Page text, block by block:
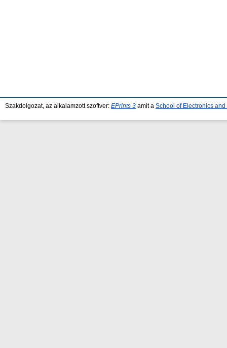
Szakdolgozat, az alkalamzott szoftver: EPrints 3 amit a School of Electronics